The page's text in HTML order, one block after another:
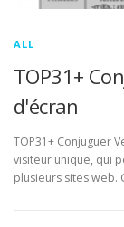
ALL
TOP31+
d'écran
TOP31+ Conjuguer
visiteur unique, qui
plusieurs sites web.